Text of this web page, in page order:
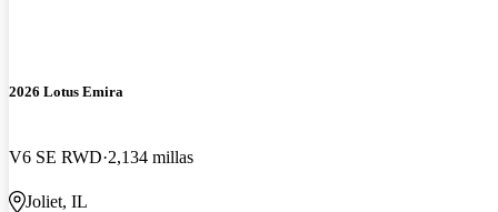
2026 Lotus Emira
V6 SE RWD 2,134 millas
Joliet, IL